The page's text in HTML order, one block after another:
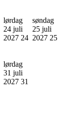
lørdag
24 juli
2027 24
søndag
25 juli
2027 25
lørdag
31 juli
2027 31